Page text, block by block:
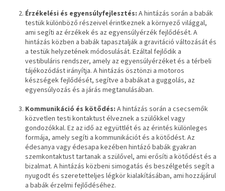
Érzékelési és egyensúlyfejlesztés: A hintázás során a babák
testük különböző részeivel érintkeznek a környező világgal,
ami segíti az érzékek és az egyensúlyérzék fejlődését. A
hintázás közben a babák tapasztalják a gravitáció változását és
a testük helyzetének módosulását. Ezáltal fejlődik a
vestibuláris rendszer, amely az egyensúlyérzéket és a térbeli
tájékozódást irányítja. A hintázás ösztönzi a motoros
készségek fejlődését, segítve a babákat a guggolás, az
egyensúlyozás és a járás megtanulásában.
Kommunikáció és kötődés: A hintázás során a csecsemők
közvetlen testi kontaktust élveznek a szülőkkel vagy
gondozókkal. Ez az idő az együttlét és az érintés különleges
formája, amely segíti a kommunikációt és a kötődést. Az
édesanya vagy édesapa kezében hintázó babák gyakran
szemkontaktust tartanak a szülővel, ami erősíti a kötődést és a
bizalmat. A hintázás közbeni simogatás és beszélgetés segít a
nyugodt és szeretetteljes légkör kialakításában, ami hozzájárul
a babák érzelmi fejlődéséhez.